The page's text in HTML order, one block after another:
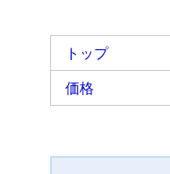
トップ
価格